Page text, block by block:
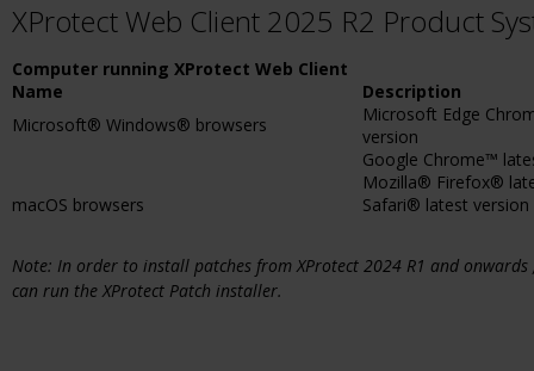
XProtect Web Client 2025 R2 Product
Computer running XProtect Web Client
Name
Description
Microsoft® Windows® browsers
Microsoft Edge
version
Google Chrome™
Mozilla® Firefox®
macOS browsers
Safari® latest version
Note: In order to install patches from XProtect 2024 R1 and
can run the XProtect Patch installer.